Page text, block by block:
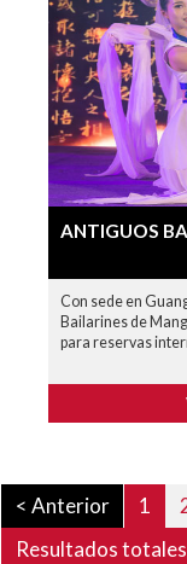
ANTIGUOS
Con sede en
Bailarines de
para reservas
< Anterior 1
Resultados